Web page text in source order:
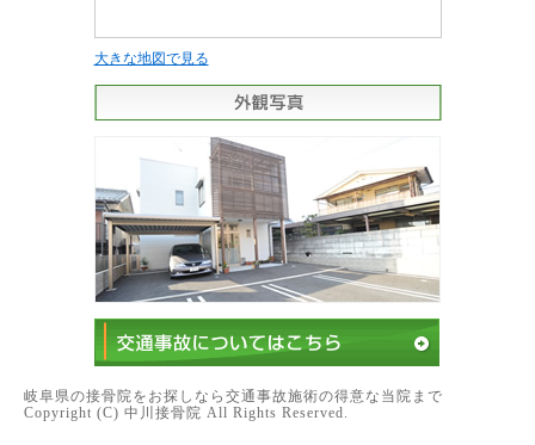
大きな地図で見る
岐阜県の接骨院をお探しなら交通事故施術の得意な当院まで
Copyright (C) 中川接骨院 All Rights Reserved.